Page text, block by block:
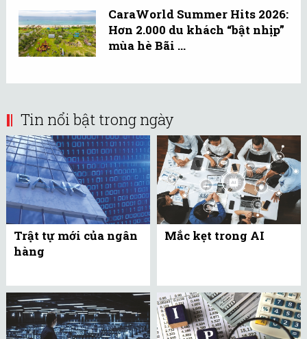
CaraWorld Summer Hits 2026:
Hơn 2.000 du khách “bật nhịp”
mùa hè Bãi ...
Tin nổi bật trong ngày
Trật tự mới của ngân
hàng
Mắc kẹt trong AI